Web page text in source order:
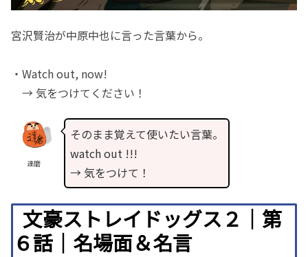
宮沢賢治が中原中也に言った言葉から。
・Watch out, now!
→ 気をつけてください！
達磨
そのまま覚えて使いたい言葉。
watch out !!!
→ 気をつけて！
文豪ストレイドッグス２｜第
６話｜名場面＆名言